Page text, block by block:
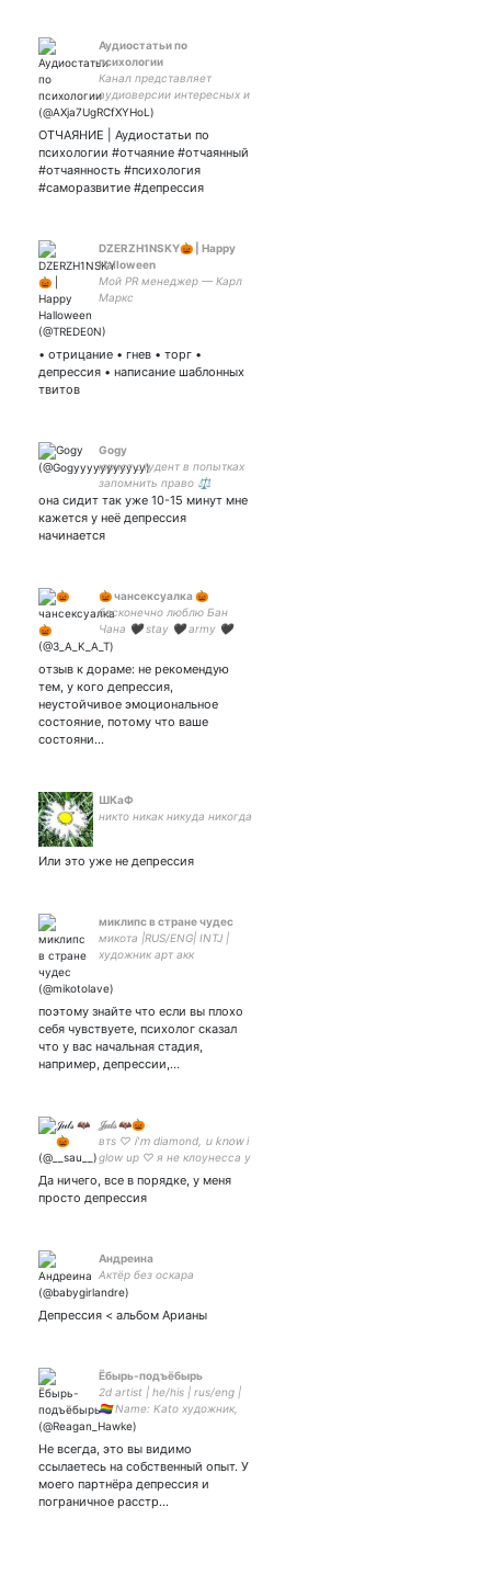
Аудиостатьи по
психологии
Канал представляет
аудиоверсии интересных и
познавательных статей по
психологии и
саморазвитию, найденных
на просторах интернета.
Присоединяйтесь!
ОТЧАЯНИЕ | Аудиостатьи по
психологии #отчаяние #отчаянный
#отчаянность #психология
#саморазвитие #депрессия
DZERZH1NSKY🎃 | Happy
Halloween
Мой PR менеджер — Карл
Маркс
• отрицание • гнев • торг •
депрессия • написание шаблонных
твитов
Gogy
юрист студент в попытках
запомнить право ⚖
практически брат/сестра
для
она сидит так уже 10-15 минут мне
кажется у неё депрессия
начинается
🎃 чансексуалка 🎃
бесконечно люблю Бан
Чана 🖤 stay 🖤 army 🖤
eaglez 🖤 wenee – закрытка
отзыв к дораме: не рекомендую
тем, у кого депрессия,
неустойчивое эмоциональное
состояние, потому что ваше
состояни…
ШКаФ
никто никак никуда никогда
Или это уже не депрессия
миклипс в стране чудес
микота |RUS/ENG| INTJ |
художник арт акк
поэтому знайте что если вы плохо
себя чувствуете, психолог сказал
что у вас начальная стадия,
например, депрессии,…
𝒥𝓊𝓁𝓈 🦇🎃
втѕ ♡ 𝗂'𝗆 diamond, 𝗎 𝗄𝗇𝗈𝗐 i
glow up ♡ я не клоунесса у
клоунская✧
Да ничего, все в порядке, у меня
просто депрессия
Андреина
Актёр без оскара
Депрессия < альбом Арианы
Ёбырь-подъёбырь
2d artist | he/his | rus/eng |
🏳️‍🌈 Name: Kato художник,
распиздяй, пидарок ~
Не всегда, это вы видимо
ссылаетесь на собственный опыт. У
моего партнёра депрессия и
пограничное расстр…